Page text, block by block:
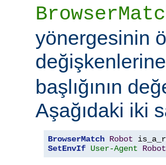
yönergesinin
değişkenlerine
başlığının
Aşağıdaki iki
BrowserMatch Robot
SetEnvIf User-Agent Robot